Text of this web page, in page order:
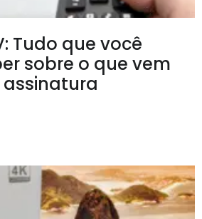
Tudo que você
sobre o que vem